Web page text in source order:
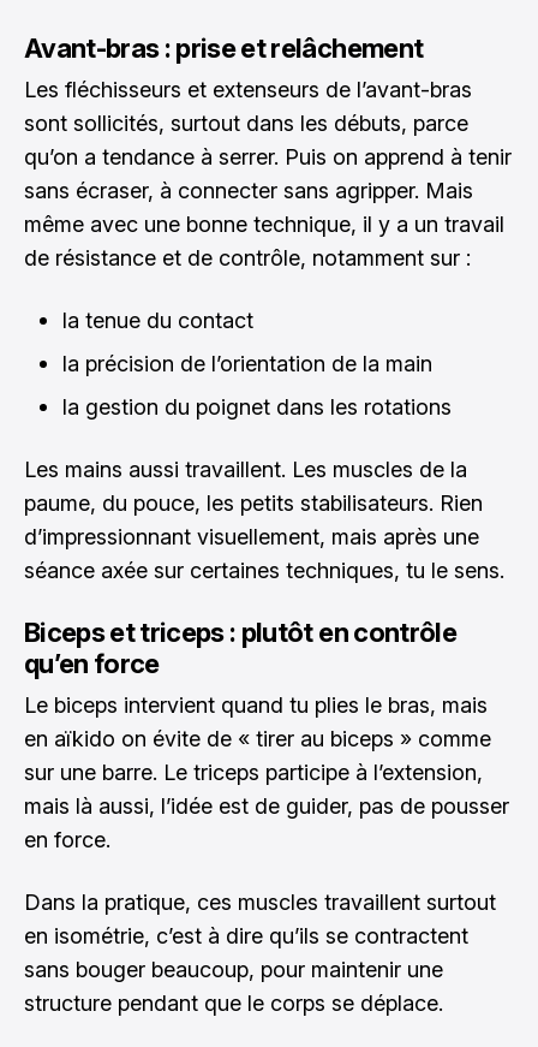
Avant-bras : prise et relâchement
Les fléchisseurs et extenseurs de l’avant-bras
sont sollicités, surtout dans les débuts, parce
qu’on a tendance à serrer. Puis on apprend à tenir
sans écraser, à connecter sans agripper. Mais
même avec une bonne technique, il y a un travail
de résistance et de contrôle, notamment sur :
la tenue du contact
la précision de l’orientation de la main
la gestion du poignet dans les rotations
Les mains aussi travaillent. Les muscles de la
paume, du pouce, les petits stabilisateurs. Rien
d’impressionnant visuellement, mais après une
séance axée sur certaines techniques, tu le sens.
Biceps et triceps : plutôt en contrôle
qu’en force
Le biceps intervient quand tu plies le bras, mais
en aïkido on évite de « tirer au biceps » comme
sur une barre. Le triceps participe à l’extension,
mais là aussi, l’idée est de guider, pas de pousser
en force.
Dans la pratique, ces muscles travaillent surtout
en isométrie, c’est à dire qu’ils se contractent
sans bouger beaucoup, pour maintenir une
structure pendant que le corps se déplace.